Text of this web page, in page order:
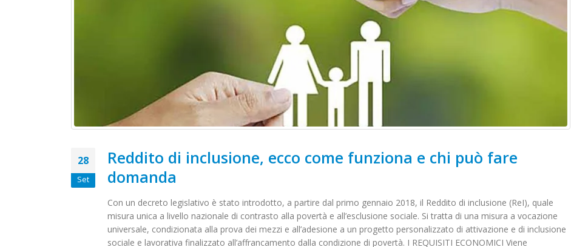
28
Set
Reddito di inclusione, ecco come funziona e chi può fare
domanda
Con un decreto legislativo è stato introdotto, a partire dal primo gennaio 2018, il Reddito di inclusione (ReI), quale
misura unica a livello nazionale di contrasto alla povertà e all’esclusione sociale. Si tratta di una misura a vocazione
universale, condizionata alla prova dei mezzi e all’adesione a un progetto personalizzato di attivazione e di inclusione
sociale e lavorativa finalizzato all’affrancamento dalla condizione di povertà. I REQUISITI ECONOMICI Viene
Edison Next Recology:
Elezioni per il rinnovo
3° Congresso regionale